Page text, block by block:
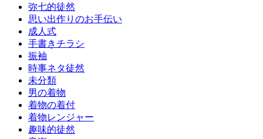
弥七的徒然
思い出作りのお手伝い
成人式
手書きチラシ
振袖
時事ネタ徒然
未分類
男の着物
着物の着付
着物レンジャー
趣味的徒然